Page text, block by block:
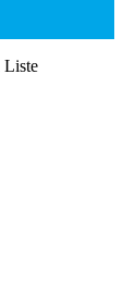
Liste